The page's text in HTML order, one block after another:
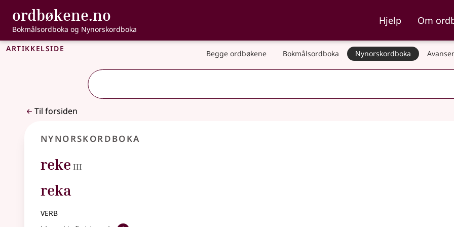
Gå til hovedinnhold
Tilgjengelighet
ordbøkene.no , Bokmålsordboka og Nynorskordboka
Bokmålsordboka og Nynorskordboka
Hjelp Om
Artikkelside Begge ordbøkene Bokmålsordboka Nynorskordboka
Til forsiden
Nynorskordboka
reke III
reka
verb